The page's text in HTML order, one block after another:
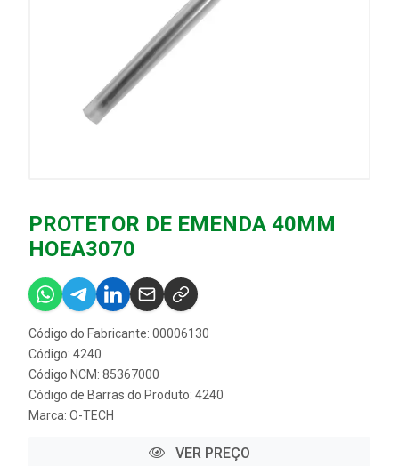
PROTETOR DE EMENDA 40MM
HOEA3070
Código do Fabricante: 00006130
Código: 4240
Código NCM: 85367000
Código de Barras do Produto: 4240
Marca: O-TECH
VER PREÇO